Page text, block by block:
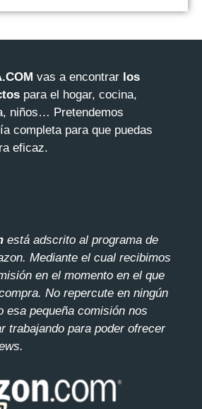
vas a encontrar los
para el hogar, cocina,
niños… Pretendemos
completa para que puedas
eficaz.
está adscrito al programa de
Mediante el cual recibimos
en el momento en el que
No repercute en ningún
esa pequeña comisión nos
trabajando para poder ofrecer